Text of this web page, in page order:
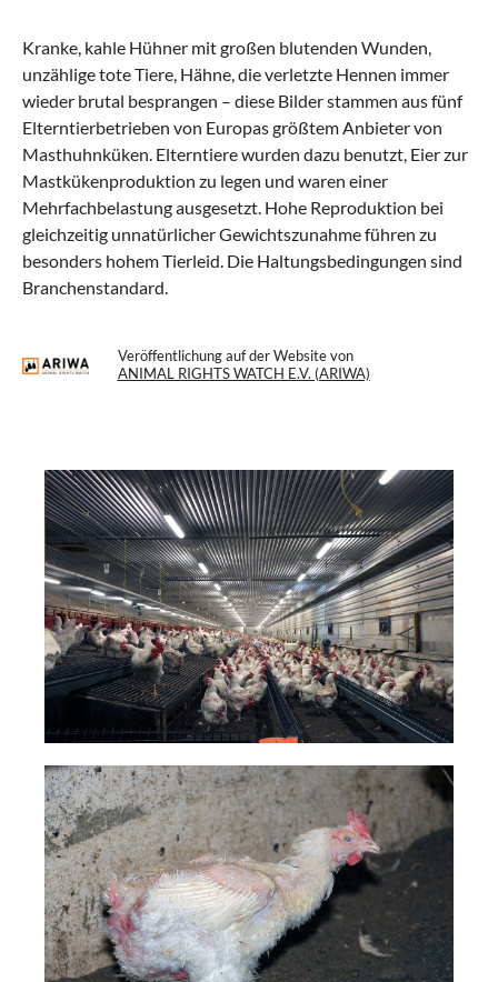
Kranke, kahle Hühner mit großen blutenden Wunden,
unzählige tote Tiere, Hähne, die verletzte Hennen immer
wieder brutal besprangen – diese Bilder stammen aus fünf
Elterntierbetrieben von Europas größtem Anbieter von
Masthuhnküken. Elterntiere wurden dazu benutzt, Eier zur
Mastkükenproduktion zu legen und waren einer
Mehrfachbelastung ausgesetzt. Hohe Reproduktion bei
gleichzeitig unnatürlicher Gewichtszunahme führen zu
besonders hohem Tierleid. Die Haltungsbedingungen sind
Branchenstandard.
Veröffentlichung auf der Website von
ANIMAL RIGHTS WATCH E.V. (ARIWA)